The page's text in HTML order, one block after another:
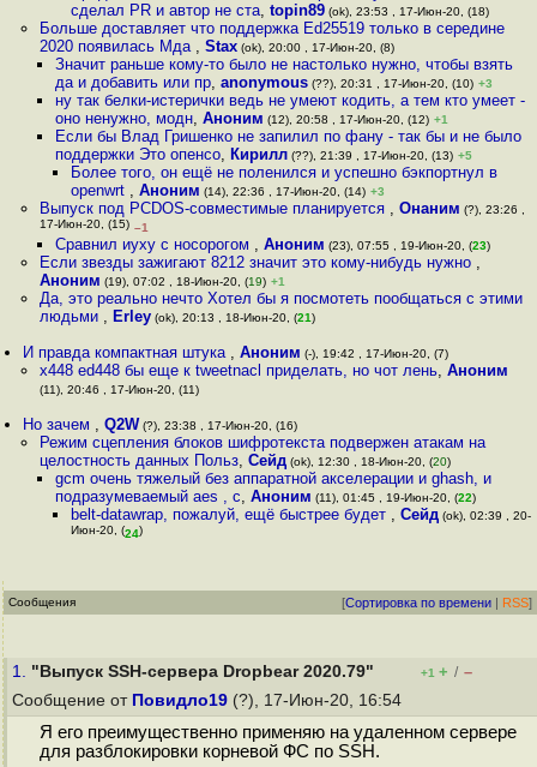
сделал PR и автор не ста,topin89 (ok), 23:53 , 17-Июн-20, (18)
Больше доставляет что поддержка Ed25519 только в середине
2020 появилась Мда , Stax(ok), 20:00 , 17-Июн-20, (8)
Значит раньше кому-то было не настолько нужно, чтобы взять
да и добавить или пр, anonymous(??), 20:31 , 17-Июн-20, (10) +3
ну так белки-истерички ведь не умеют кодить, а тем кто умеет -
оно ненужно, модн, Аноним (12), 20:58 , 17-Июн-20, (12) +1
Если бы Влад Гришенко не запилил по фану - так бы и не было
поддержки Это опенсо, Кирилл(??), 21:39 , 17-Июн-20, (13) +5
Более того, он ещё не поленился и успешно бэкпортнул в
openwrt ,Аноним (14), 22:36 , 17-Июн-20, (14) +3
Выпуск под PCDOS-совместимые планируется , Онаним (?), 23:26 ,
17-Июн-20, (15) –1
Сравнил иуху с носорогом , Аноним (23), 07:55 , 19-Июн-20, (23)
Если звезды зажигают 8212 значит это кому-нибудь нужно ,
Аноним (19), 07:02 , 18-Июн-20, (19) +1
Да, это реально нечто Хотел бы я посмотеть пообщаться с этими
людьми , Erley(ok), 20:13 , 18-Июн-20, (21)
И правда компактная штука ,Аноним (-), 19:42 , 17-Июн-20, (7)
x448 ed448 бы еще к tweetnacl приделать, но чот лень, Аноним
(11), 20:46 , 17-Июн-20, (11)
Но зачем ,Q2W (?), 23:38 , 17-Июн-20, (16)
Режим сцепления блоков шифротекста подвержен атакам на
целостность данных Польз, Сейд(ok), 12:30 , 18-Июн-20, (20)
gcm очень тяжелый без аппаратной акселерации и ghash, и
подразумеваемый aes , c, Аноним (11), 01:45 , 19-Июн-20, (22)
belt-datawrap, пожалуй, ещё быстрее будет ,Сейд (ok), 02:39 , 20-
Июн-20, (24)
Сообщения [Сортировка по времени | RSS]
1. "Выпуск SSH-сервера Dropbear 2020.79" +1 + / –
Сообщение от Повидло19 (?), 17-Июн-20, 16:54
Я его преимущественно применяю на удаленном сервере
для разблокировки корневой ФС по SSH.